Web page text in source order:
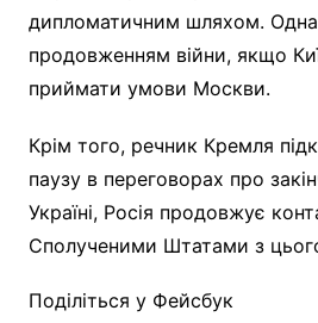
дипломатичним шляхом.
продовженням війни, якщо
приймати умови Москви.
Крім того, речник Кремля
паузу в переговорах про
Україні, Росія продовжує
Сполученими Штатами з
Поділіться у Фейсбук